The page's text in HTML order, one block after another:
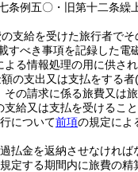
条例五〇・旧第十二条繰
支給を受けた旅行者で
すべき事項を記録した電
る情報処理の用に供され
の支出又は支払をする者
の請求に係る旅費又は
給又は支払を受けること
について前項の規定によ
払金を返納させなければ
定する期間内に旅費の精